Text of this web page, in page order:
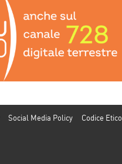
Social Media Policy Codice Etico